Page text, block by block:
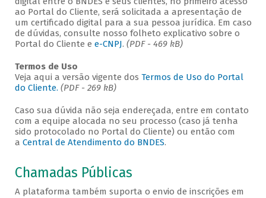
ao Portal do Cliente, será solicitada a apresentação de
um certificado digital para a sua pessoa jurídica. Em caso
de dúvidas, consulte nosso folheto explicativo sobre o
Portal do Cliente e e-CNPJ. (PDF - 469 kB)
Termos de Uso
Veja aqui a versão vigente dos Termos de Uso do Portal
do Cliente. (PDF - 269 kB)
Caso sua dúvida não seja endereçada, entre em contato
com a equipe alocada no seu processo (caso já tenha
sido protocolado no Portal do Cliente) ou então com
a Central de Atendimento do BNDES.
Chamadas Públicas
A plataforma também suporta o envio de inscrições em